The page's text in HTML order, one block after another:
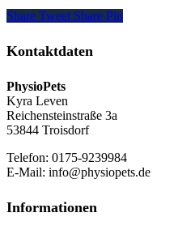
Share Tweet Share Pin
Kontaktdaten
PhysioPets
Kyra Leven
Reichensteinstraße 3a
53844 Troisdorf
Telefon: 0175-9239984
E-Mail: info@physiopets.de
Informationen